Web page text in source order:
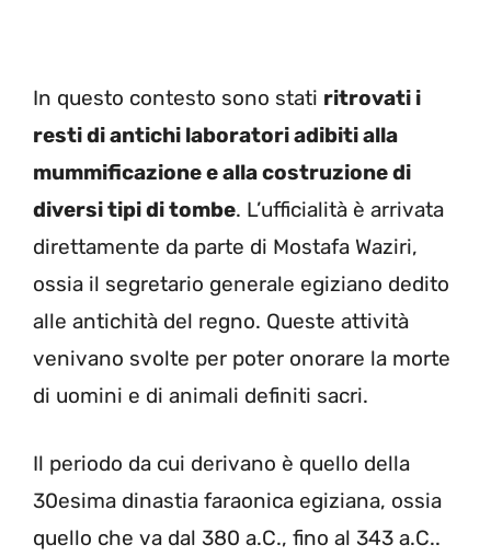
In questo contesto sono stati ritrovati i
resti di antichi laboratori adibiti alla
mummificazione e alla costruzione di
diversi tipi di tombe. L’ufficialità è arrivata
direttamente da parte di Mostafa Waziri,
ossia il segretario generale egiziano dedito
alle antichità del regno. Queste attività
venivano svolte per poter onorare la morte
di uomini e di animali definiti sacri.
Il periodo da cui derivano è quello della
30esima dinastia faraonica egiziana, ossia
quello che va dal 380 a.C., fino al 343 a.C..